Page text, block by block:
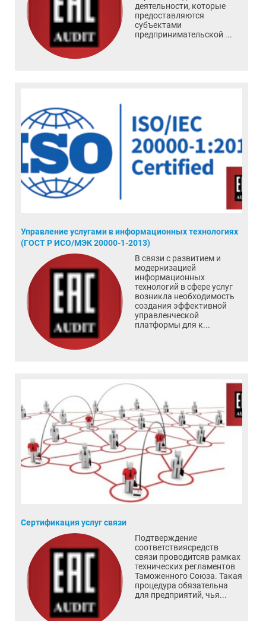
деятельности, которые
предоставляются
субъектами
предпринимательской ...
Управление услугами в информационных технологиях
(ГОСТ Р ИСО/МЭК 20000-1-2013)
В связи с развитием и
модернизацией
информационных
технологий в сфере услуг
возникла необходимость
создания эффективной
управленческой
платформы для к...
Сертификация услуг связи
Подтверждение
соответствиясредств
связи проводитсяв рамках
технических регламентов
Таможенного Союза. Такая
процедура обязательна
для предприятий, чья...